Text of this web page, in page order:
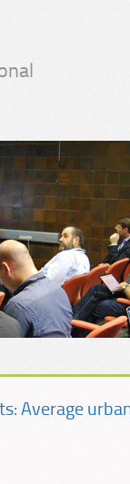
Average